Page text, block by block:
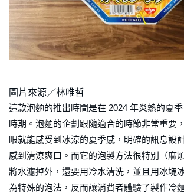
圖片來源／林唯哲
這款泡麵的推出時間是在 2024 年炎熱的夏
時期。泡麵的企劃跟隨適合的時節非常重要
眼就能感受到冰涼的夏季感，明確的訊息設
感到清涼爽口。而它的泡製方法很特別（麻
將水濾掉外，還要用冷水清洗，並且用冰塊
為特殊的泡法，反而讓消費者體驗了製作冷